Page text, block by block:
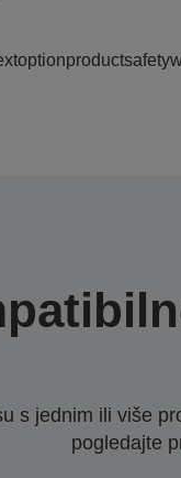
s jednim ili više
pogledajte